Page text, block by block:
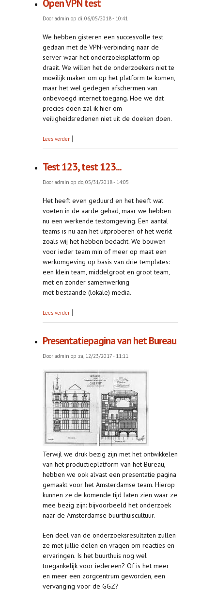
Open VPN test
Door admin op di, 06/05/2018 - 10:41
We hebben gisteren een succesvolle test
gedaan met de VPN-verbinding naar de
server waar het onderzoeksplatform op
draait. We willen het de onderzoekers niet te
moeilijk maken om op het platform te komen,
maar het wel gedegen afschermen van
onbevoegd internet toegang. Hoe we dat
precies doen zal ik hier om
veiligheidsredenen niet uit de doeken doen.
Lees verder over Open VPN test
Test 123, test 123...
Door admin op do, 05/31/2018 - 14:05
Het heeft even geduurd en het heeft wat
voeten in de aarde gehad, maar we hebben
nu een werkende testomgeving. Een aantal
teams is nu aan het uitproberen of het werkt
zoals wij het hebben bedacht. We bouwen
voor ieder team min of meer op maat een
werkomgeving op basis van drie templates:
een klein team, middelgroot en groot team,
met en zonder samenwerking
met bestaande (lokale) media.
Lees verder over Test 123, test 123...
Presentatiepagina van het Bureau
Door admin op za, 12/23/2017 - 11:11
Terwijl we druk bezig zijn met het ontwikkelen
van het productieplatform van het Bureau,
hebben we ook alvast een presentatie pagina
gemaakt voor het Amsterdamse team. Hierop
kunnen ze de komende tijd laten zien waar ze
mee bezig zijn: bijvoorbeeld het onderzoek
naar de Amsterdamse buurthuiscultuur.
Een deel van de onderzoeksresultaten zullen
ze met jullie delen en vragen om reacties en
ervaringen. Is het buurthuis nog wel
toegankelijk voor iedereen? Of is het meer
en meer een zorgcentrum geworden, een
vervanging voor de GGZ?